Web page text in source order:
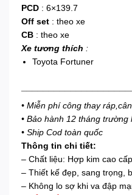
PCD : 6×139.7
Off set : theo xe
CB : theo xe
Xe tương thích :
Toyota Fortuner
• Miễn phí công thay
• Bảo hành 12 tháng trường
• Ship Cod toàn quốc
Thông tin chi tiết:
– Chất liệu: Hợp kim cao cấp
– Thiết kế đẹp, sang trọng,
– Không lo sợ khi va đập